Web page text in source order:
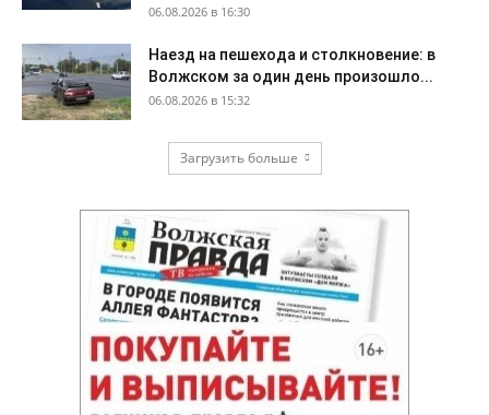
06.08.2026 в 16:30
Наезд на пешехода и столкновение: в
Волжском за один день произошло...
06.08.2026 в 15:32
Загрузить больше